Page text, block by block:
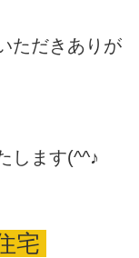
ただきありが
します(^^♪
宅